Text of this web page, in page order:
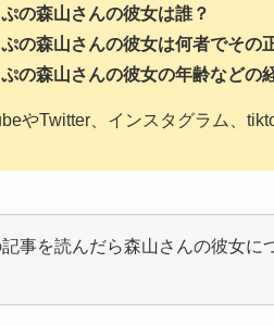
の森山さんの彼女は誰？
の森山さんの彼女は何者でその
の森山さんの彼女の年齢などの
やTwitter、インスタグラム、
記事を読んだら森山さんの彼女に